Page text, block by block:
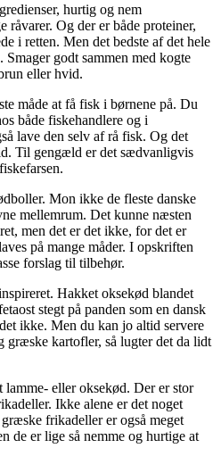
hurtig og nem
Og der er både proteiner,
i retten. Men det bedste af det hele
Smager godt sammen med kogte
eller hvid.
måde at få fisk i børnene på. Du
både fiskehandlere og i
lave den selv af rå fisk. Og det
Til gengæld er det sædvanligvis
Mon ikke de fleste danske
mellemrum. Det kunne næsten
men det er det ikke, for det er
på mange måder. I opskriften
forslag til tilbehør.
Hakket oksekød blandet
stegt på panden som en dansk
ikke. Men du kan jo altid servere
græske kartofler, så lugter det da lidt
eller oksekød. Der er stor
Ikke alene er det noget
frikadeller er også meget
de er lige så nemme og hurtige at